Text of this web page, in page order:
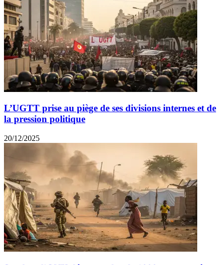
L’UGTT prise au piège de ses divisions internes et de
la pression politique
20/12/2025